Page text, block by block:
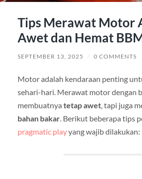
Tips Merawat Motor
Awet dan Hemat
SEPTEMBER 13, 2025 / 0 COMMENTS
Motor adalah kendaraan penting
sehari-hari. Merawat motor dengan
membuatnya tetap awet, tapi juga
bahan bakar. Berikut beberapa tips
pragmatic playyang wajib dilakukan: